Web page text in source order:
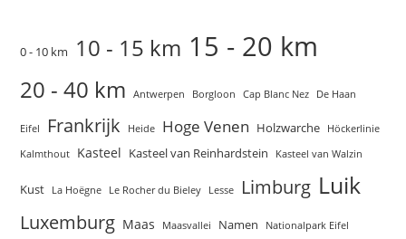
0 - 10 km 10 - 15 km 15 - 20 km
20 - 40 km Antwerpen Borgloon Cap Blanc Nez De Haan
Eifel Frankrijk Heide Hoge Venen Holzwarche
Höckerlinie
Kalmthout
Kasteel Kasteel van Reinhardstein Kasteel van Walzin
Kust La Hoëgne Le Rocher du Bieley Lesse Limburg Luik
Luxemburg Maas Maasvallei Namen Nationalpark Eifel